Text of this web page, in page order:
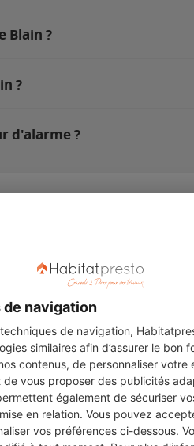
de navigation
de navigation,
similaires afin d’assurer le bon
contenus, de personnaliser
vous proposer des publicités
également de sécuriser
en relation. Vous pouvez
vos préférences ci-dessous.
Blain ?
?
d'alarme ?
de presse
Légal